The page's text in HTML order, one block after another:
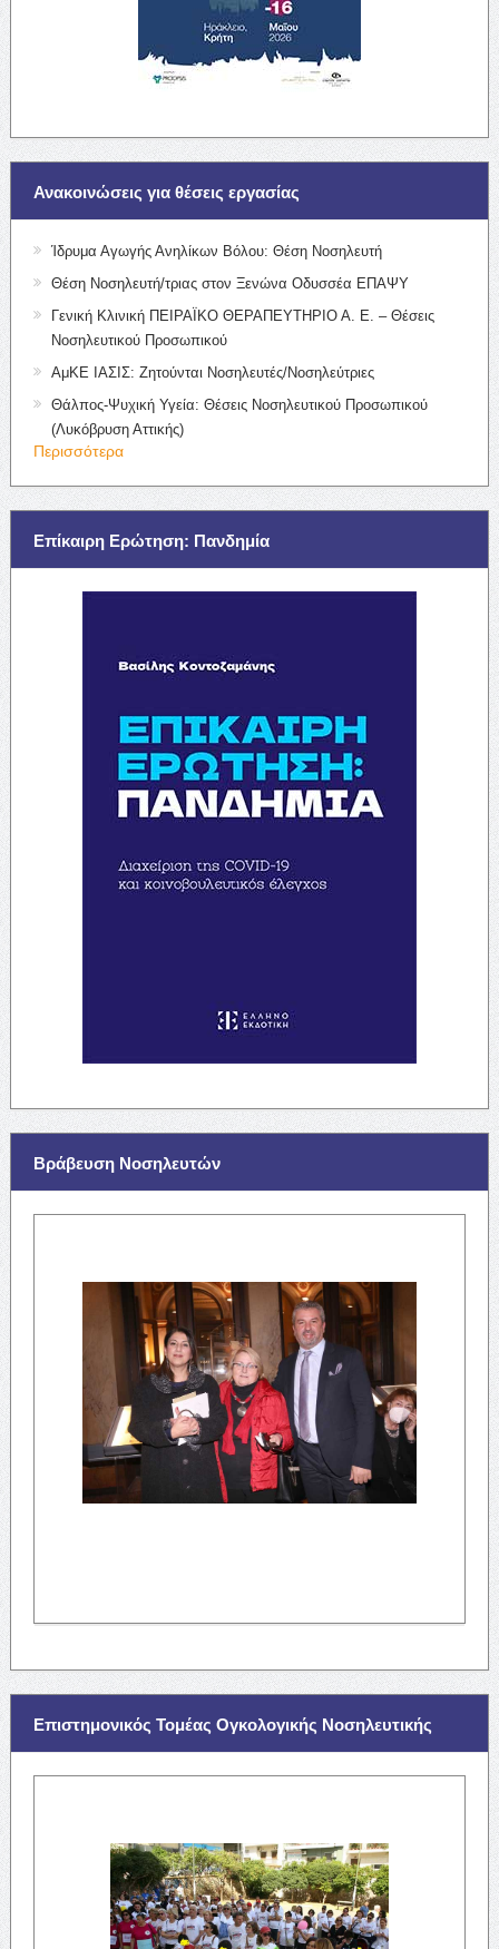
Ανακοινώσεις για θέσεις εργασίας
Ίδρυμα Αγωγής Ανηλίκων Βόλου: Θέση Νοσηλευτή
Θέση Νοσηλευτή/τριας στον Ξενώνα Οδυσσέα ΕΠΑΨΥ
Γενική Κλινική ΠΕΙΡΑΪΚΟ ΘΕΡΑΠΕΥΤΗΡΙΟ Α. Ε. – Θέσεις
Νοσηλευτικού Προσωπικού
ΑμΚΕ ΙΑΣΙΣ: Ζητούνται Νοσηλευτές/Νοσηλεύτριες
Θάλπος-Ψυχική Υγεία: Θέσεις Νοσηλευτικού Προσωπικού
(Λυκόβρυση Αττικής)
Περισσότερα
Επίκαιρη Ερώτηση: Πανδημία
Βράβευση Νοσηλευτών
Επιστημονικός Τομέας Ογκολογικής Νοσηλευτικής